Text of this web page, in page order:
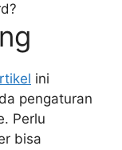
ini
pengaturan
Perlu
bisa